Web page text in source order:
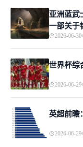
亚洲蓝武
一部关于
2026-06-30
世界杯综
2026-06-29
英超前瞻
2026-06-29